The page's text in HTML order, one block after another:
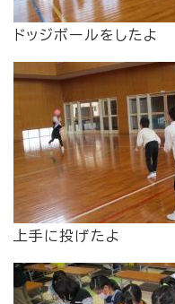
ドッジボールをしたよ
上手に投げたよ